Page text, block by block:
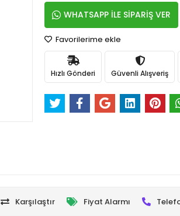
WHATSAPP İLE SİPARİŞ VER
Favorilerime ekle
Hızlı Gönderi Güvenli Alışveriş
Karşılaştır Fiyat Alarmı